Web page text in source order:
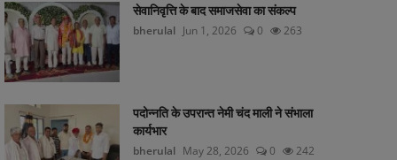
सेवानिवृत्ति के बाद समाजसेवा का संकल्प
bherulal Jun 1, 2026 0 263
पदोन्नति के उपरान्त नेमी चंद माली ने संभाला
कार्यभार
bherulal May 28, 2026 0 242